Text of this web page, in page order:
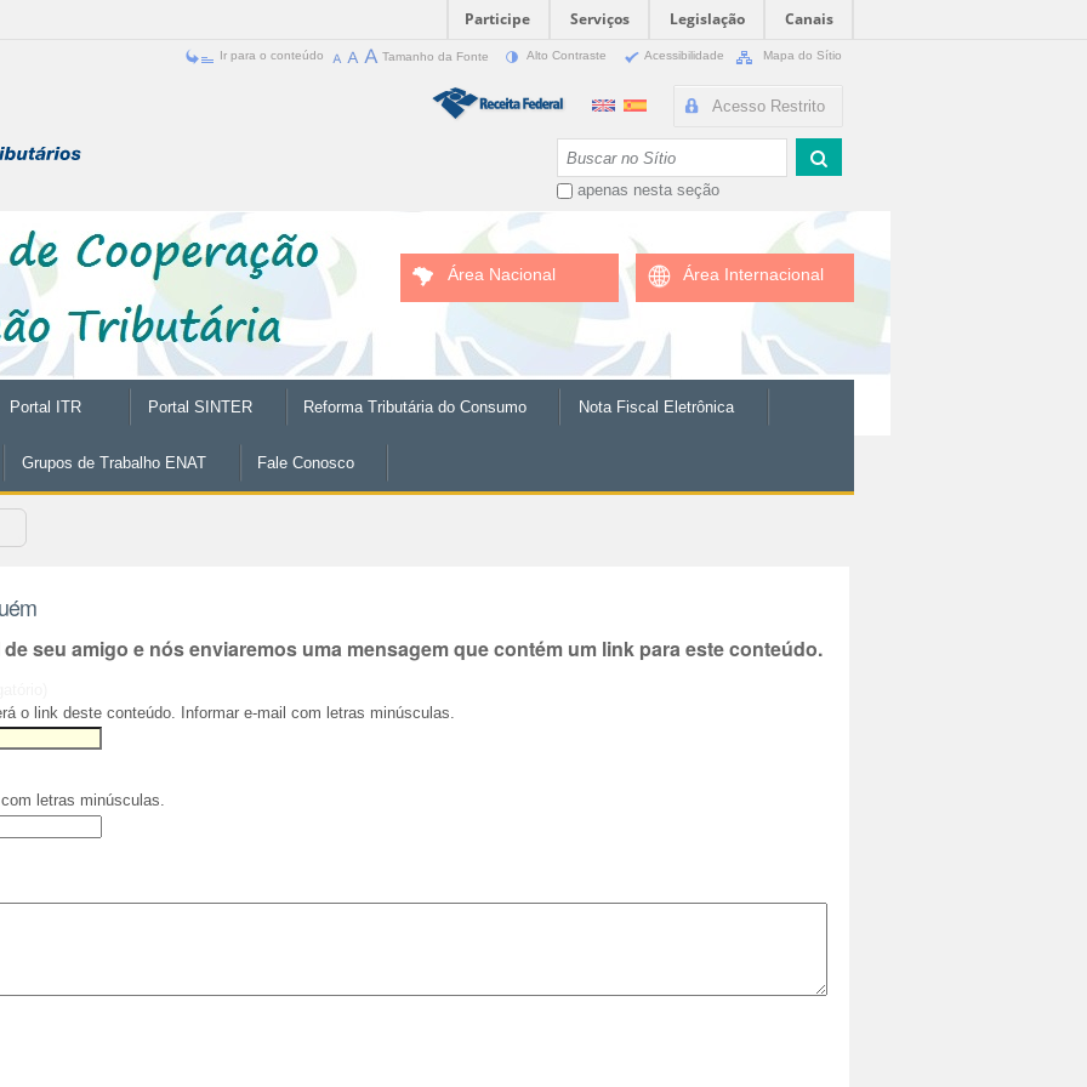
Participe Serviços Legislação
Canais
Ir para o conteúdo Tamanho da Fonte Alto Contraste Acessibilidade Mapa do Sítio
Acesso Restrito
apenas nesta seção
Área Nacional Área Internacional
Portal ITR Portal SINTER Reforma Tributária do Consumo Nota Fiscal Eletrônica
Grupos de Trabalho ENAT Fale Conosco
seu amigo e nós enviaremos uma mensagem que contém um link para este conteúdo.
o link deste conteúdo. Informar e-mail com letras minúsculas.
letras minúsculas.